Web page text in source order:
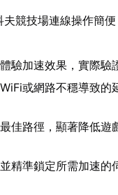
夫競技場連線操作簡
體驗加速效果，實際
WiFi或網路不穩導致
佳路徑，顯著降低
精準鎖定所需加速